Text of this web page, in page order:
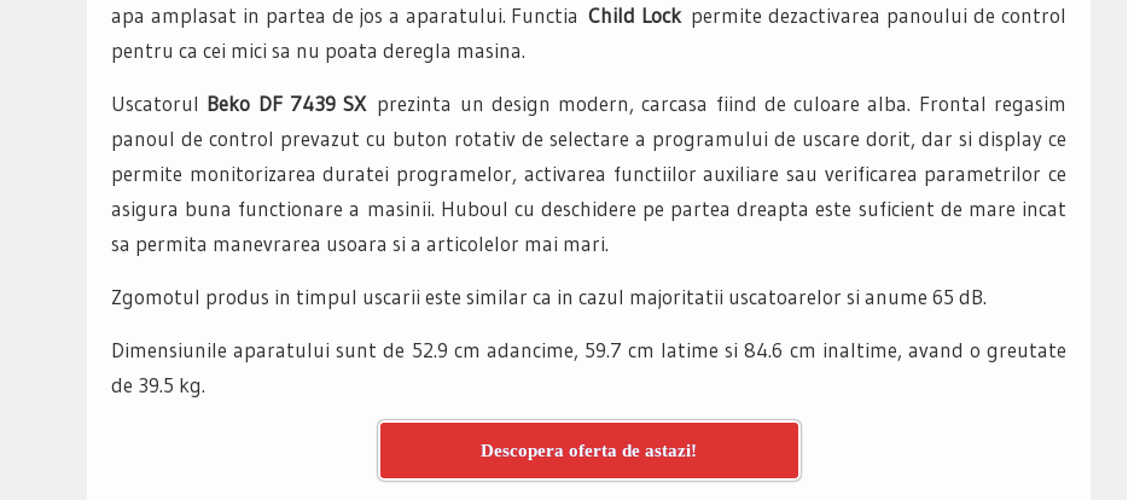
apa amplasat in partea de jos a aparatului. FunctiaChild Lock permite dezactivarea panoului de control
pentru ca cei mici sa nu poata deregla masina.
Uscatorul Beko DF 7439 SX prezinta un design modern, carcasa fiind de culoare alba. Frontal regasim
panoul de control prevazut cu buton rotativ de selectare a programului de uscare dorit, dar si display ce
permite monitorizarea duratei programelor, activarea functiilor auxiliare sau verificarea parametrilor ce
asigura buna functionare a masinii. Huboul cu deschidere pe partea dreapta este suficient de mare incat
sa permita manevrarea usoara si a articolelor mai mari.
Zgomotul produs in timpul uscarii este similar ca in cazul majoritatii uscatoarelor si anume 65 dB.
Dimensiunile aparatului sunt de 52.9 cm adancime, 59.7 cm latime si 84.6 cm inaltime, avand o greutate
de 39.5 kg.
Descopera oferta de astazi!